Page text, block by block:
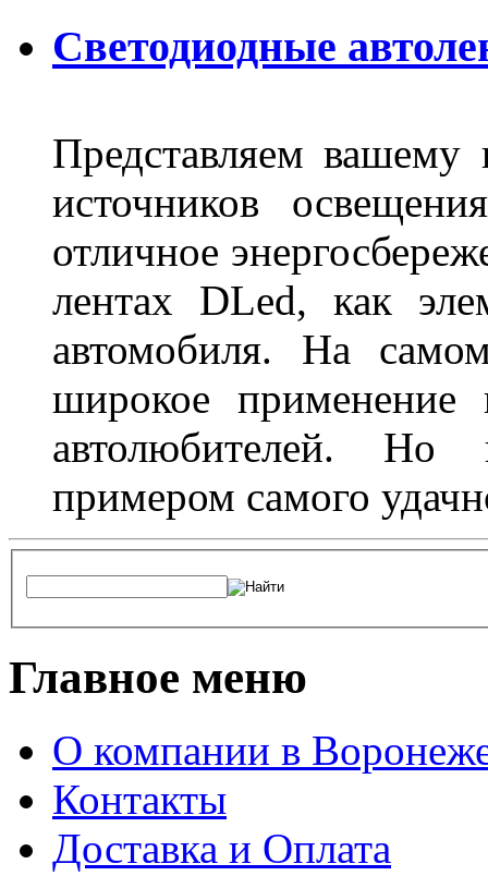
Светодиодные
Представляем
источников
отличное
лентах DLed, как
автомобиля. На
широкое
автолюбителей. Но
примером самого
Главное меню
О компании в
Контакты
Доставка и Оплата